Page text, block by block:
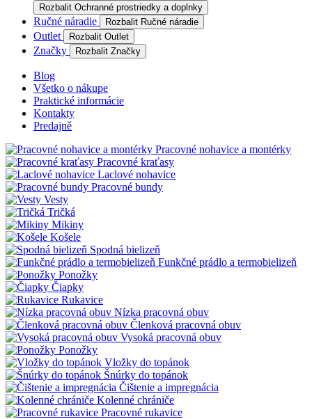
Rozbalit Ochranné prostriedky a doplnky
Ručné náradie Rozbalit Ručné náradie
Outlet Rozbalit Outlet
Značky Rozbalit Značky
Blog
Všetko o nákupe
Praktické informácie
Kontakty
Predajně
Pracovné nohavice a montérky
Pracovné kraťasy
Laclové nohavice
Pracovné bundy
Vesty
Tričká
Mikiny
Košele
Spodná bielizeň
Funkčné prádlo a termobielizeň
Ponožky
Čiapky
Rukavice
Nízka pracovná obuv
Členková pracovná obuv
Vysoká pracovná obuv
Ponožky
Vložky do topánok
Šnúrky do topánok
Čištenie a impregnácia
Kolenné chrániče
Pracovné rukavice